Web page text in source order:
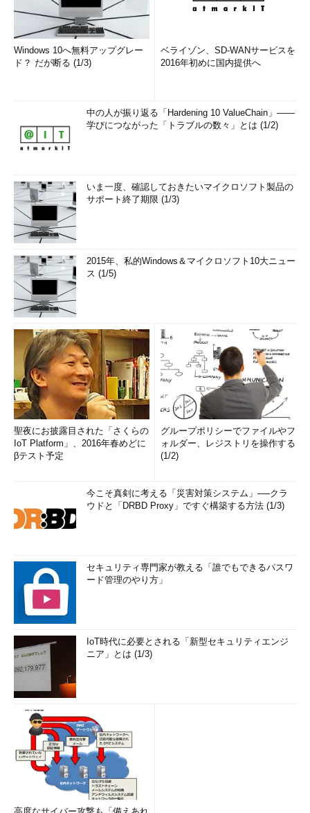
Windows 10へ無料アップグレー
ド？ だが断る (1/3)
ベライゾン、SD-WANサービスを
2016年初めに国内提供へ
中の人が振り返る「Hardening 10 ValueChain」――
学びにつながった「トラブルの数々」とは (1/2)
いま一度、確認しておきたいマイクロソフト製品の
サポート終了期限 (1/3)
2015年、私的Windows＆マイクロソフト10大ニュー
ス (1/5)
聖夜にお披露目された「さくらの
IoT Platform」、2016年春めどに
βテスト予定
グループポリシーでファイルやフ
ォルダー、レジストリを操作する
(1/2)
今こそ真剣に考える「災害対策システム」──クラ
ウドと「DRBD Proxy」ですぐ構築する方法 (1/3)
セキュリティ専門家が教える「誰でもできるパスワ
ード管理のやり方」
IoT時代に必要とされる「新型セキュリティエンジ
ニア」とは (1/3)